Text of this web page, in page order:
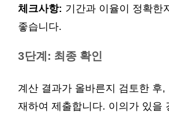
체크사항: 기간과 이율이 정확한
좋습니다.
3단계: 최종 확인
계산 결과가 올바른지 검토한 후,
재하여 제출합니다. 이의가 있을